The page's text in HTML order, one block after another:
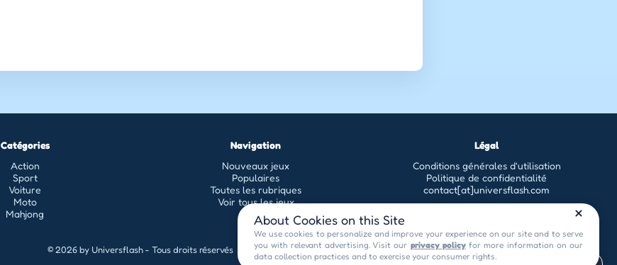
Catégories
Action
Sport
Voiture
Moto
Mahjong
Navigation
Nouveaux jeux
Populaires
Toutes les rubriques
Voir tous les jeux
Légal
Conditions générales d'utilisation
Politique de confidentialité
contact[at]universflash.com
© 2026 by Universflash - Tous droits réservés
About Cookies on this Site
We use cookies to personalize and improve your experience on our site and to serve
you with relevant advertising. Visit our privacy policyfor more information on our
data collection practices and to exercise your consumer rights.